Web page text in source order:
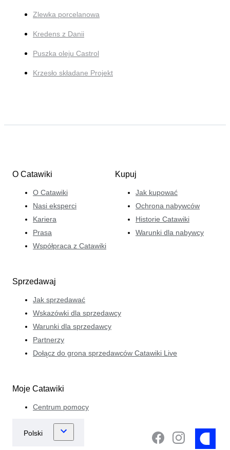
Zlewka porcelanowa
Kredens z Danii
Puszka oleju Castrol
Krzesło składane Projekt
O Catawiki
O Catawiki
Nasi eksperci
Kariera
Prasa
Współpraca z Catawiki
Kupuj
Jak kupować
Ochrona nabywców
Historie Catawiki
Warunki dla nabywcy
Sprzedawaj
Jak sprzedawać
Wskazówki dla sprzedawcy
Warunki dla sprzedawcy
Partnerzy
Dołącz do grona sprzedawców Catawiki Live
Moje Catawiki
Centrum pomocy